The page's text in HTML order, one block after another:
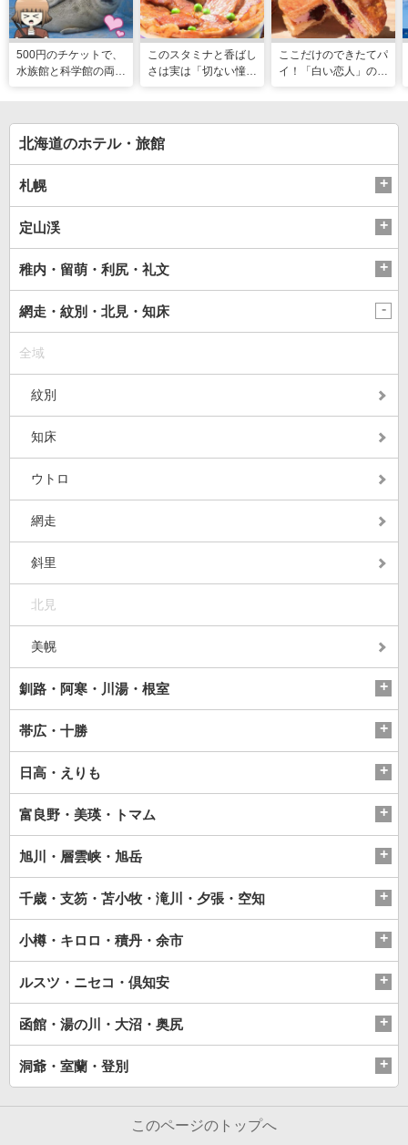
500円のチケットで、
水族館と科学館の両方
このスタミナと香ばし
さは実は「切ない憧
ここだけのできたてパ
イ！「白い恋人」の石
北海道のホテル・旅館
札幌
定山渓
稚内・留萌・利尻・礼文
網走・紋別・北見・知床
全域
紋別
知床
ウトロ
網走
斜里
北見
美幌
釧路・阿寒・川湯・根室
帯広・十勝
日高・えりも
富良野・美瑛・トマム
旭川・層雲峡・旭岳
千歳・支笏・苫小牧・滝川・夕張・空知
小樽・キロロ・積丹・余市
ルスツ・ニセコ・倶知安
函館・湯の川・大沼・奥尻
洞爺・室蘭・登別
このページのトップへ